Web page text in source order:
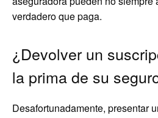
verdadero que paga.
¿Devolver un
la prima de su
Desafortunadamente, presentar